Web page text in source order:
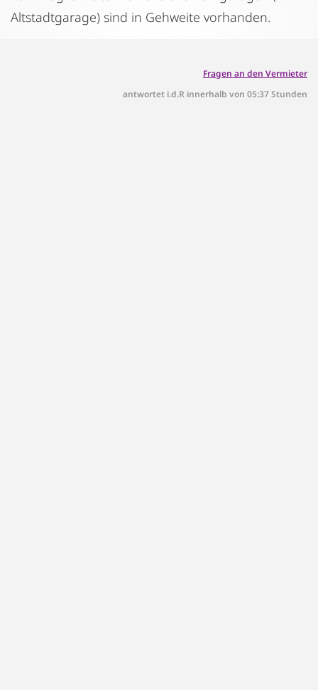
Altstadtgarage) sind in Gehweite vorhanden.
Fragen an den Vermieter
antwortet i.d.R innerhalb von 05:37 Stunden